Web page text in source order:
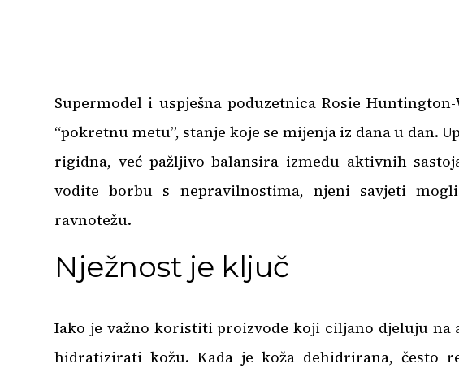
Supermodel i uspješna poduzetnica Rosie
“pokretnu metu”, stanje koje se mijenja iz dana u dan.
rigidna, već pažljivo balansira između aktivnih
vodite borbu s nepravilnostima, njeni savjeti
ravnotežu.
Nježnost je ključ
Iako je važno koristiti proizvode koji ciljano djeluju na
hidratizirati kožu. Kada je koža dehidrirana, često